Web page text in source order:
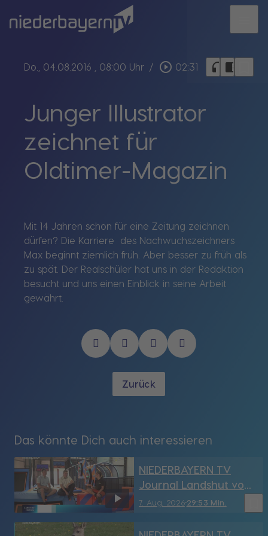
Do., 04.08.2016 , 08:00 Uhr / play_circle_outline 02:31 headphones chrome_reader_mode
Junger Illustrator
zeichnet für
Oldtimer-Magazin
Mit 14 Jahren schon für eine Zeitung zeichnen
dürfen? Die Karriere des Nachwuchszeichners
Max beginnt ziemlich früh. Aber besser zu früh als
zu spät. Der Realschüler hat uns in der Redaktion
besucht und uns einen Einblick in seine Arbeit
gewährt.
Zurück
Das könnte Dich auch interessieren
7. Aug. 202629:53 Min.
NIEDERBAYERN TV
Journal Landshut vom
7.08.2026